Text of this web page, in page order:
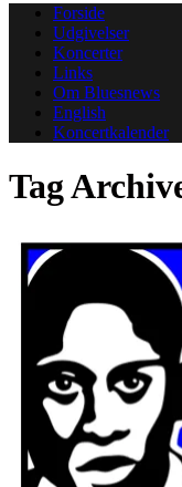
Skip
content
Forside
Udgivelser
Koncerter
Links
Om Bluesnews
English
Koncertkalender
Tag